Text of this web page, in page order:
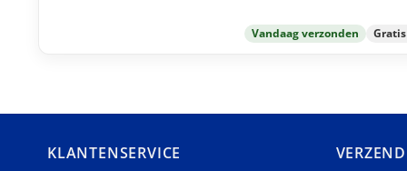
Vandaag verzonden
KLANTENSERVICE